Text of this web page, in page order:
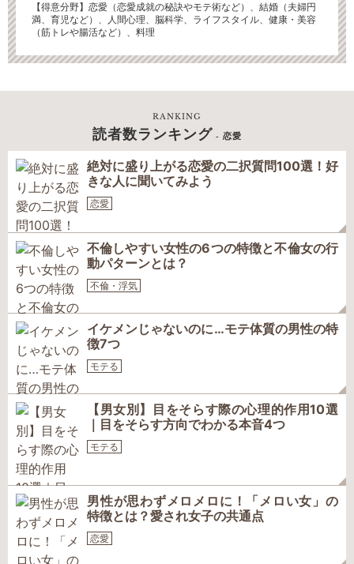
【得意分野】恋愛（恋愛成就の秘訣やモテ術など）、結婚（夫婦円
満、育児など）、人間心理、脳科学、ライフスタイル、健康・美容
（筋トレや腸活など）、料理
RANKING
読者数ランキング - 恋愛
絶対に盛り上がる恋愛の二択質問100選！好
きな人に聞いてみよう
恋愛
不倫しやすい女性の6つの特徴と不倫女の行
動パターンとは？
不倫・浮気
イケメンじゃないのに…モテ体質の男性の特
徴7つ
モテる
【男女別】目をそらす際の心理的作用10選
｜目をそらす方向でわかる本音4つ
モテる
男性が思わずメロメロに！「メロい女」の
特徴とは？愛され女子の共通点
恋愛